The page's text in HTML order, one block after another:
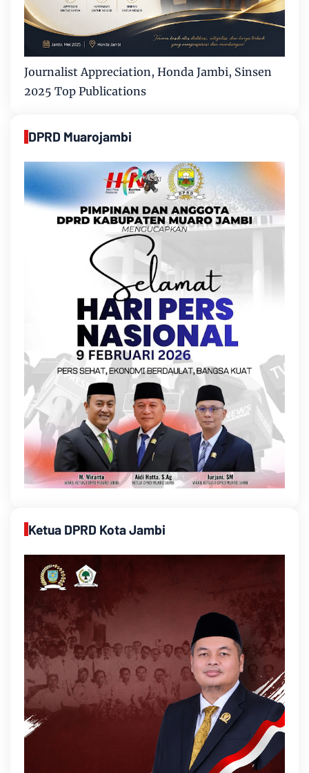
Journalist Appreciation, Honda Jambi, Sinsen
2025 Top Publications
DPRD Muarojambi
Ketua DPRD Kota Jambi